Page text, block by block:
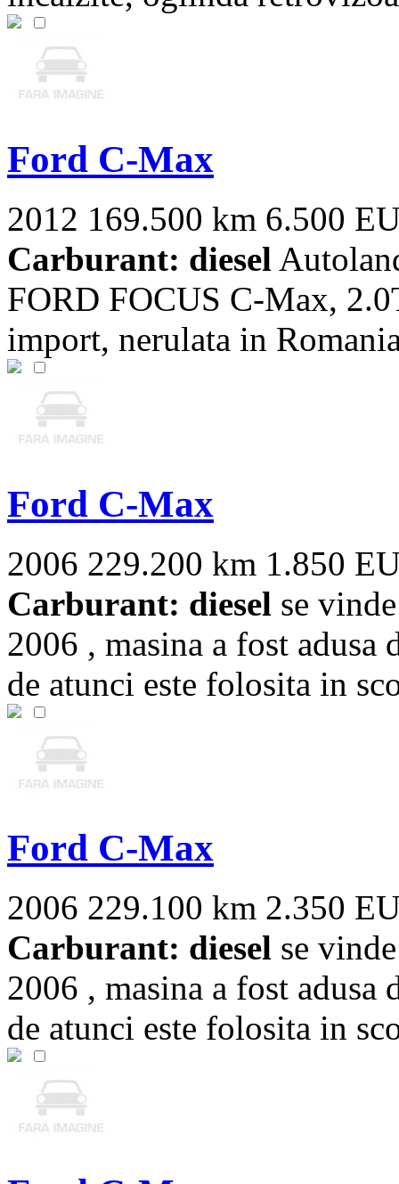
Ford C-Max
2012 169.500 km 6.500
Carburant: diesel
FORD FOCUS C-Max,
import, nerulata in
Ford C-Max
2006 229.200 km 1.850
Carburant: diesel se
2006 , masina a fost adusa
de atunci este folosita in
Ford C-Max
2006 229.100 km 2.350
Carburant: diesel se
2006 , masina a fost adusa
de atunci este folosita in